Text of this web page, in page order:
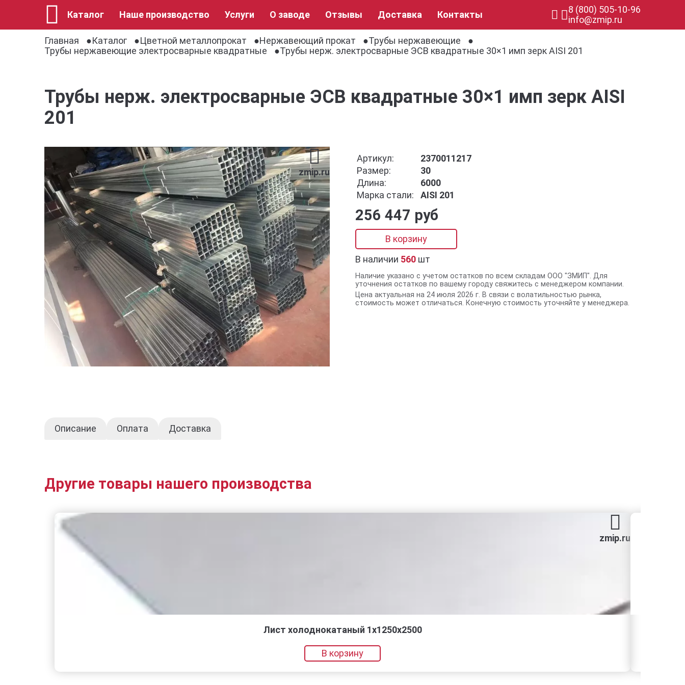
Каталог Наше производство Услуги О заводе Отзывы Доставка Контакты
8 (800) 505-10-96
info@zmip.ru
Главная
Каталог Цветной металлопрокат Нержавеющий прокат
Трубы нержавеющие
Трубы нержавеющие электросварные квадратные
Трубы нерж. электросварные ЭСВ квадратные 30×1 имп зерк AISI 201
Трубы нерж. электросварные ЭСВ квадратные 30×1 имп зерк AISI
201
zmip.ru
Артикул:
2370011217
Размер:
30
Длина:
6000
Марка стали:
AISI 201
256 447 руб
В корзину
В наличии 560 шт
Наличие указано с учетом остатков по всем складам ООО "ЗМИП". Для
уточнения остатков по вашему городу свяжитесь с менеджером компании.
Цена актуальная на 24 июля 2026 г. В связи с волатильностью рынка,
стоимость может отличаться. Конечную стоимость уточняйте у менеджера.
Описание Оплата Доставка
Другие товары нашего производства
zmip.ru
Лист холоднокатаный 1х1250х2500
В корзину